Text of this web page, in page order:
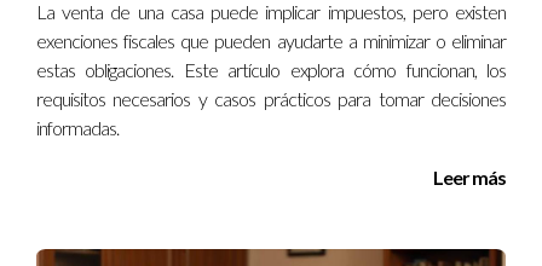
Conclusión
Entender cuánto hay que pagar a Hacienda por la venta de
una vivienda puede parecer abrumador al principio; sin
manejarlo sin problemas. Recuerda siempre documentar
maximizar tus deducciones. Si te sientes perdido o necesitas
La venta de una casa puede implicar impuestos, pero existen
exenciones fiscales que pueden ayudarte a minimizar o eliminar
estas obligaciones. Este artículo explora cómo funcionan, los
requisitos necesarios y casos prácticos para tomar decisiones
informadas.
Leer más